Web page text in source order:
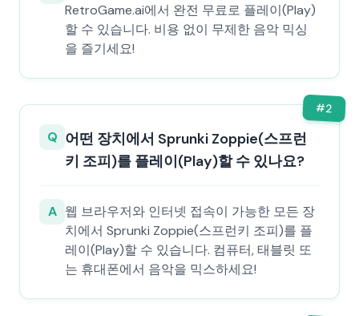
RetroGame.ai에서 완전 무료로 플레이(Play)
할 수 있습니다. 비용 없이 무제한 음악 믹싱
을 즐기세요!
#2
Q 어떤 장치에서 Sprunki Zoppie(스프런
키 조피)를 플레이(Play)할 수 있나요?
A 웹 브라우저와 인터넷 접속이 가능한 모든 장
치에서 Sprunki Zoppie(스프런키 조피)를 플
레이(Play)할 수 있습니다. 컴퓨터, 태블릿 또
는 휴대폰에서 음악을 믹스하세요!